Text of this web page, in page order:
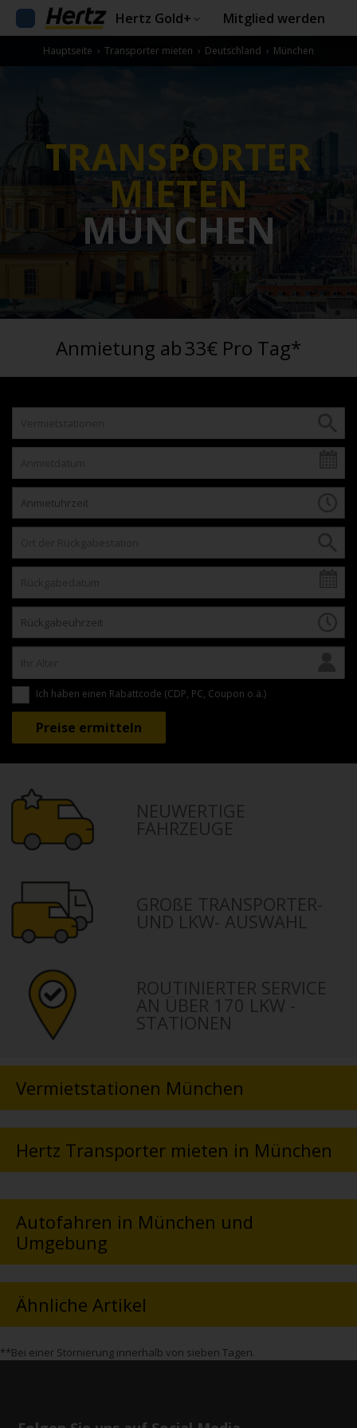
Hertz Gold+ Mitglied werden
Hauptseite › Transporter mieten › Deutschland › München
TRANSPORTER
MIETEN
MÜNCHEN
Anmietung ab33€ Pro Tag*
Ich haben einen Rabattcode (CDP, PC, Coupon o.ä.)
NEUWERTIGE
FAHRZEUGE
GROßE TRANSPORTER-
UND LKW- AUSWAHL
ROUTINIERTER SERVICE
AN ÜBER 170 LKW -
STATIONEN
Vermietstationen München
Hertz Transporter mieten in München
Autofahren in München und
Umgebung
Ähnliche Artikel
**Bei einer Stornierung innerhalb von sieben Tagen.